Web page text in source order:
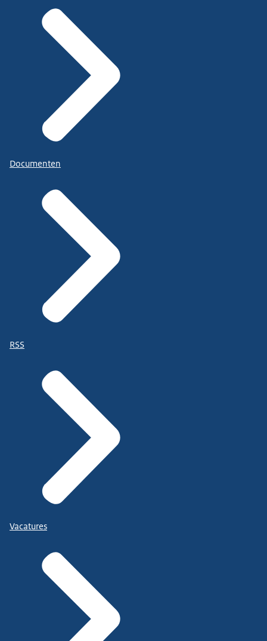
Documenten
RSS
Vacatures